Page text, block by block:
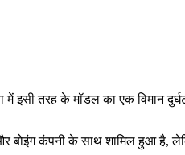
तरह के मॉडल का एक विमान
बोइंग कंपनी के साथ शामिल हुआ